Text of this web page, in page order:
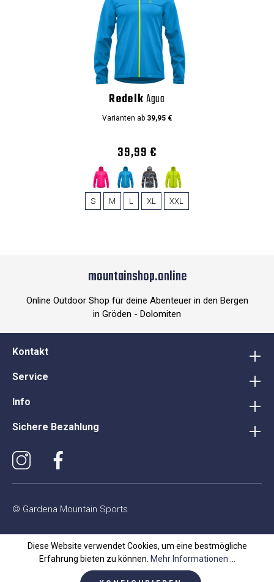
RedelkAgua
Varianten ab 39,95 €
39,99 €
S M L XL XXL
mountainshop.online
Online Outdoor Shop für deine Abenteuer in den Bergen
in Gröden - Dolomiten
Kontakt
Service
Info
Sichere Bezahlung
© Gardena Mountain Sports
Diese Website verwendet Cookies, um eine bestmögliche
Erfahrung bieten zu können. Mehr Informationen ...